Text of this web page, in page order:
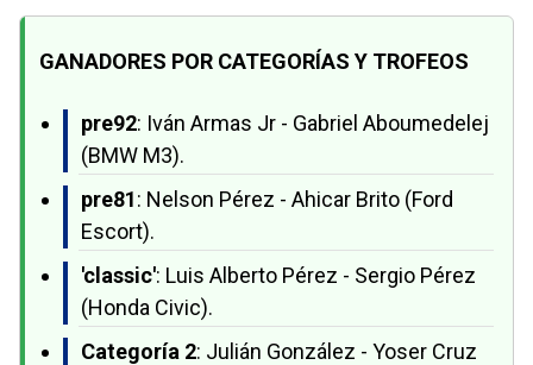
GANADORES POR CATEGORÍAS Y TROFEOS
pre92: Iván Armas Jr - Gabriel Aboumedelej
(BMW M3).
pre81: Nelson Pérez - Ahicar Brito (Ford
Escort).
'classic': Luis Alberto Pérez - Sergio Pérez
(Honda Civic).
Categoría 2: Julián González - Yoser Cruz